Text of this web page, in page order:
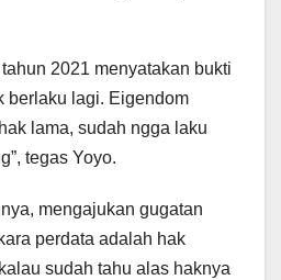
2021 menyatakan bukti
berlaku lagi. Eigendom
lama, sudah ngga laku
tegas Yoyo.
mengajukan gugatan
perdata adalah hak
sudah tahu alas haknya